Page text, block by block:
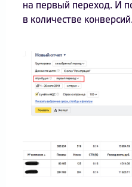
на первый переход. И
в количестве конверсий.